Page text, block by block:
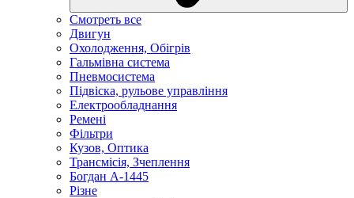
Смотреть все
Двигун
Охолодження, Обігрів
Гальмівна система
Пневмосистема
Підвіска, рульове управління
Електрообладнання
Ремені
Фільтри
Кузов, Оптика
Трансмісія, Зчеплення
Богдан А-1445
Різне